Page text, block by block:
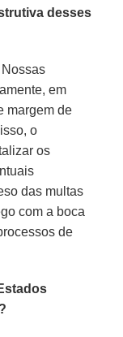
desses
em
margem de
o
os
das multas
com a boca
de